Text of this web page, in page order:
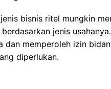
bisnis ritel mungkin
jenis
dan memperoleh izin
diperlukan.